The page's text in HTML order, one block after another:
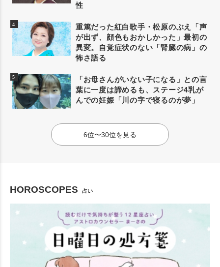
性
重篤だった紅白歌手・松原のぶえ「声
が出ず、顔色もおかしかった」最初の
異変。自覚症状のない「腎臓の病」の
怖さ語る
「お母さんがいない子になる」との言
葉に一度は諦めるも、ステージ4乳が
んでの妊娠「川の字で寝るのが夢」
6位〜30位を見る
HOROSCOPES 占い